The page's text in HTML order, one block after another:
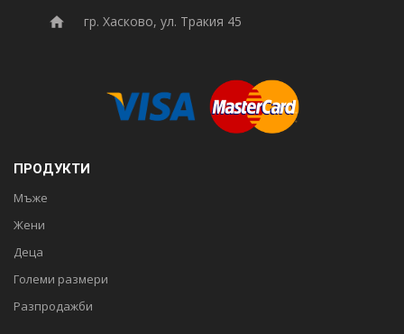
гр. Хасково, ул. Тракия 45
ПРОДУКТИ
Мъже
Жени
Деца
Големи размери
Разпродажби